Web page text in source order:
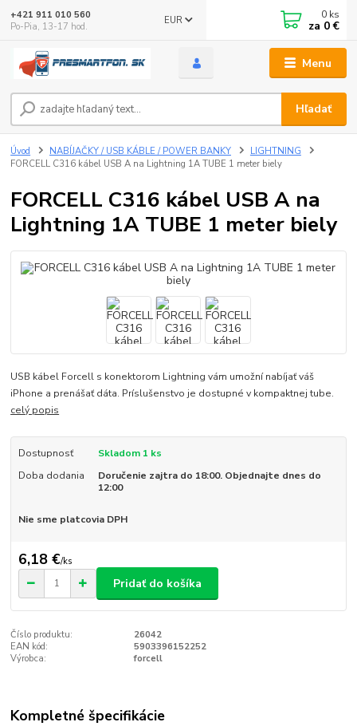
Menu
EUR
Hľadať
+421 911 010 560
Po-Pia, 13-17 hod.
0 ks
za 0 €
Úvod NABÍJAČKY / USB KÁBLE / POWER BANKY
LIGHTNING
FORCELL C316 kábel USB A na Lightning 1A TUBE 1 meter biely
FORCELL C316 kábel USB A na
Lightning 1A TUBE 1 meter biely
USB kábel Forcell s konektorom Lightning vám umožní nabíjať váš
iPhone a prenášať dáta. Príslušenstvo je dostupné v kompaktnej tube.
celý popis
Dostupnosť
Skladom 1 ks
Doba dodania
Doručenie zajtra do 18:00. Objednajte dnes do
12:00
Nie sme platcovia DPH
6,18 €/ks
Pridať do košíka
Číslo produktu:
26042
EAN kód:
5903396152252
Výrobca:
forcell
Kompletné špecifikácie